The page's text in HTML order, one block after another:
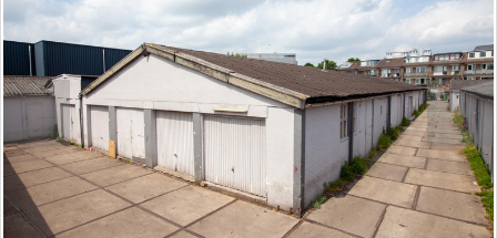
zoeken
Waarom
adverteren
Premium
adverteren
Blog
Registreren